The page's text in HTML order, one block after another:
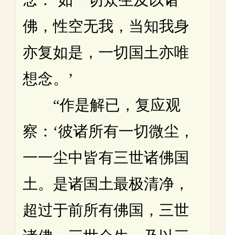
佛，性空无我，当知我身
亦复如是，一切国土亦唯
想念。’
“作是解已，复应观
察：‘彼诸所有一切微尘，
一一尘中皆有三世诸佛国
土。是诸国土最极清净，
超过于前所有佛国，三世